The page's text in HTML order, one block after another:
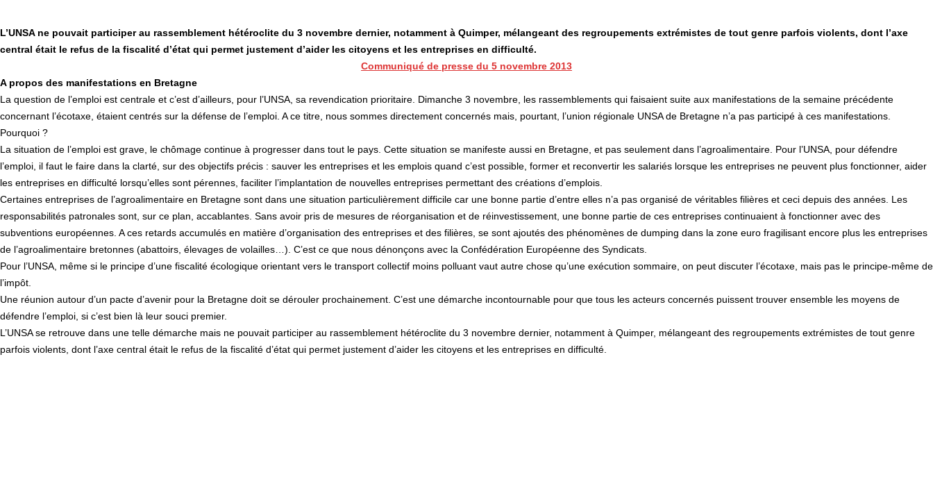
L’UNSA ne pouvait participer au rassemblement hétéroclite du 3 novembre dernier, notamment à Quimper, mélangeant des regroupements extrémistes de tout genre parfois violents, dont l’axe
central était le refus de la fiscalité d’état qui permet justement d’aider les citoyens et les entreprises en difficulté.
Communiqué de presse du 5 novembre 2013
A propos des manifestations en Bretagne
La question de l’emploi est centrale et c’est d’ailleurs, pour l’UNSA, sa revendication prioritaire. Dimanche 3 novembre, les rassemblements qui faisaient suite aux manifestations de la semaine précédente
concernant l’écotaxe, étaient centrés sur la défense de l’emploi. A ce titre, nous sommes directement concernés mais, pourtant, l’union régionale UNSA de Bretagne n’a pas participé à ces manifestations.
Pourquoi ?
La situation de l’emploi est grave, le chômage continue à progresser dans tout le pays. Cette situation se manifeste aussi en Bretagne, et pas seulement dans l’agroalimentaire. Pour l’UNSA, pour défendre
l’emploi, il faut le faire dans la clarté, sur des objectifs précis : sauver les entreprises et les emplois quand c’est possible, former et reconvertir les salariés lorsque les entreprises ne peuvent plus fonctionner, aider
les entreprises en difficulté lorsqu’elles sont pérennes, faciliter l’implantation de nouvelles entreprises permettant des créations d’emplois.
Certaines entreprises de l’agroalimentaire en Bretagne sont dans une situation particulièrement difficile car une bonne partie d’entre elles n’a pas organisé de véritables filières et ceci depuis des années. Les
responsabilités patronales sont, sur ce plan, accablantes. Sans avoir pris de mesures de réorganisation et de réinvestissement, une bonne partie de ces entreprises continuaient à fonctionner avec des
subventions européennes. A ces retards accumulés en matière d’organisation des entreprises et des filières, se sont ajoutés des phénomènes de dumping dans la zone euro fragilisant encore plus les entreprises
de l’agroalimentaire bretonnes (abattoirs, élevages de volailles…). C’est ce que nous dénonçons avec la Confédération Européenne des Syndicats.
Pour l’UNSA, même si le principe d’une fiscalité écologique orientant vers le transport collectif moins polluant vaut autre chose qu’une exécution sommaire, on peut discuter l’écotaxe, mais pas le principe-même de
l’impôt.
Une réunion autour d’un pacte d’avenir pour la Bretagne doit se dérouler prochainement. C’est une démarche incontournable pour que tous les acteurs concernés puissent trouver ensemble les moyens de
défendre l’emploi, si c’est bien là leur souci premier.
L’UNSA se retrouve dans une telle démarche mais ne pouvait participer au rassemblement hétéroclite du 3 novembre dernier, notamment à Quimper, mélangeant des regroupements extrémistes de tout genre
parfois violents, dont l’axe central était le refus de la fiscalité d’état qui permet justement d’aider les citoyens et les entreprises en difficulté.